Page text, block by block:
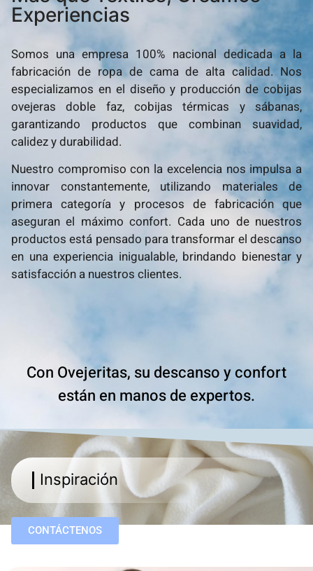
Experiencias
Somos una empresa 100% nacional dedicada a la
fabricación de ropa de cama de alta calidad. Nos
especializamos en el diseño y producción de cobijas
ovejeras doble faz, cobijas térmicas y sábanas,
garantizando productos que combinan suavidad,
calidez y durabilidad.
Nuestro compromiso con la excelencia nos impulsa a
innovar constantemente, utilizando materiales de
primera categoría y procesos de fabricación que
aseguran el máximo confort. Cada uno de nuestros
productos está pensado para transformar el descanso
en una experiencia inigualable, brindando bienestar y
satisfacción a nuestros clientes.
Con Ovejeritas, su descanso y confort
están en manos de expertos.
Inspiración
CONTÁCTENOS